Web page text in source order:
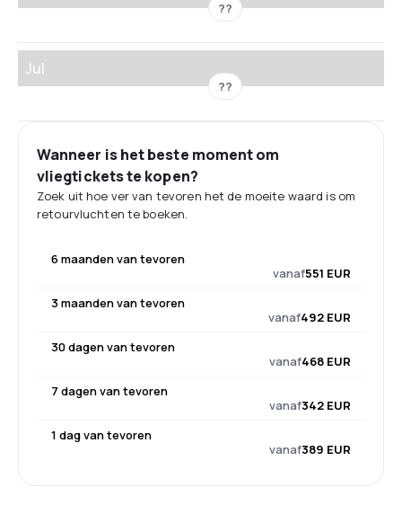
??
Jul
??
Wanneer is het beste moment om
vliegtickets te kopen?
Zoek uit hoe ver van tevoren het de moeite waard is om
retourvluchten te boeken.
6 maanden van tevoren
vanaf551 EUR
3 maanden van tevoren
vanaf492 EUR
30 dagen van tevoren
vanaf468 EUR
7 dagen van tevoren
vanaf342 EUR
1 dag van tevoren
vanaf389 EUR